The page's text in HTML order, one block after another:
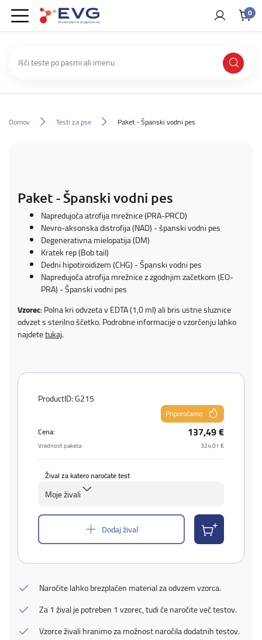
0
Domov Testi za pse Paket - Španski vodni pes
Paket - Španski vodni pes
Napredujoča atrofija mrežnice (PRA-PRCD)
Nevro-aksonska distrofija (NAD) - španski vodni pes
Degenerativna mielopatija (DM)
Kratek rep (Bob tail)
Dedni hipotiroidizem (CHG) - Španski vodni pes
Napredujoča atrofija mrežnice z zgodnjim začetkom (EO-
PRA) - Španski vodni pes
Vzorec: Polna kri odvzeta v EDTA (1,0 ml) ali bris ustne sluznice
odvzet s sterilno ščetko. Podrobne informacije o vzorčenju lahko
najdetetukaj.
ProductID: G215
Priporočamo
Cena:
137,49 €
Vrednost paketa: 324,01 €
Žival za katero naročate test
Moje živali
Dodaj žival
Naročite lahko brezplačen material za odvzem vzorca.
Za 1 žival je potreben 1 vzorec, tudi če naročite več testov.
Vzorce živali hranimo za možnost naročila dodatnih testov.